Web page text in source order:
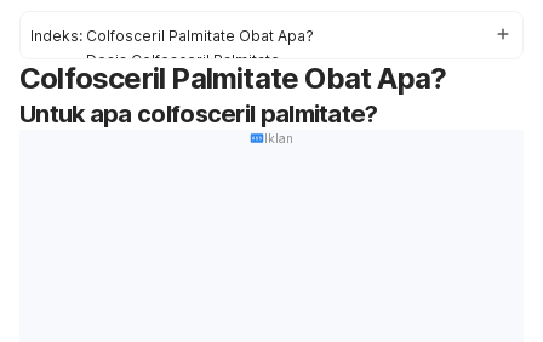
Indeks: Colfosceril Palmitate Obat Apa?
Dosis Colfosceril Palmitate
Efek samping Colfosceril Palmitate
Peringatan dan Perhatian Obat Colfosceril Palmitate
Interaksi Obat Colfosceril Palmitate
Colfosceril Palmitate Obat Apa?
Untuk apa colfosceril palmitate?
Iklan